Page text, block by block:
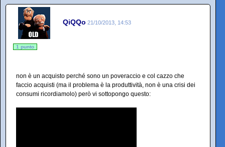
QiQQo 21/10/2013, 14:53
1 punto
non è un acquisto perché sono un poveraccio e col cazzo che
faccio acquisti (ma il problema è la produttività, non è una crisi dei
consumi ricordiamolo) però vi sottopongo questo: